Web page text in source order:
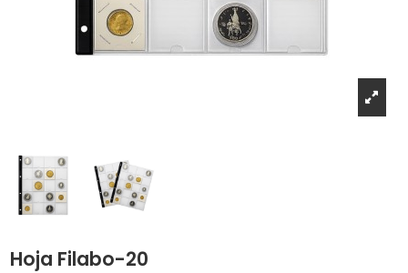
Hoja Filabo-20